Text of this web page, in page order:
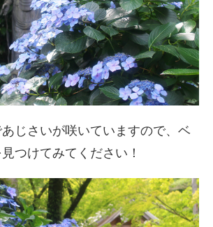
じさいが咲いていますので、ベ
つけてみてください！